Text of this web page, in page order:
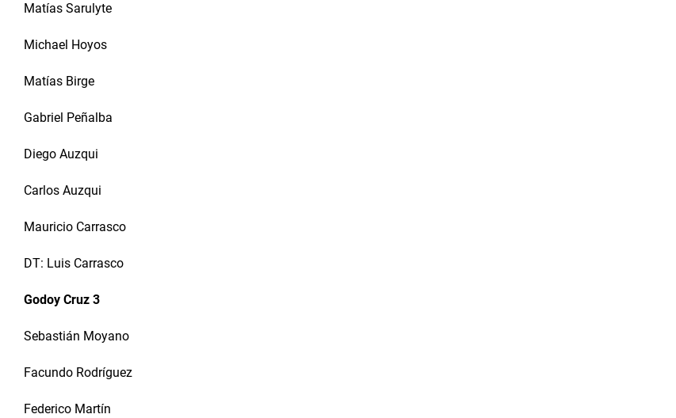
Matías Sarulyte
Michael Hoyos
Matías Birge
Gabriel Peñalba
Diego Auzqui
Carlos Auzqui
Mauricio Carrasco
DT: Luis Carrasco
Godoy Cruz 3
Sebastián Moyano
Facundo Rodríguez
Federico Martín